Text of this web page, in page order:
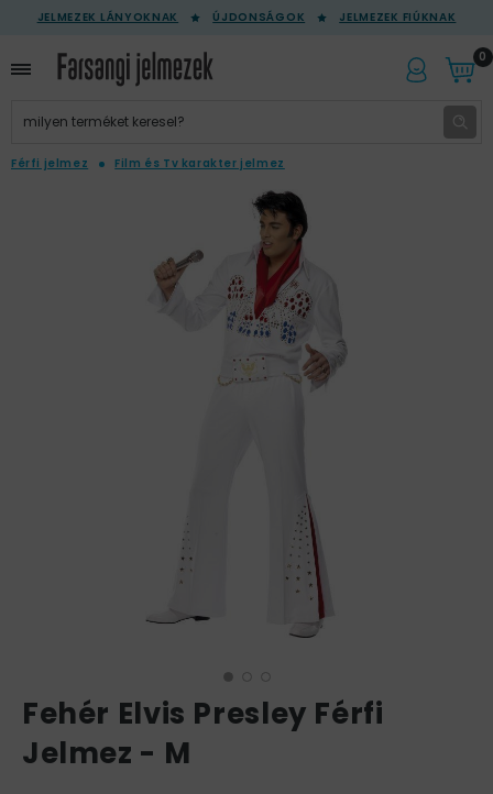
JELMEZEK LÁNYOKNAK ÚJDONSÁGOK JELMEZEK FIÚKNAK
0
Férfi jelmez Film és Tv karakter jelmez
Fehér Elvis Presley Férfi
Jelmez - M